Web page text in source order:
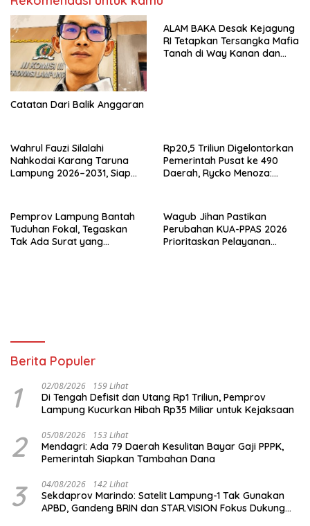
Catatan Dari Balik Anggaran
ALAM BAKA Desak Kejagung
RI Tetapkan Tersangka Mafia
Tanah di Way Kanan dan
Wahrul Fauzi Silalahi
Nahkodai Karang Taruna
Lampung 2026–2031, Siap
Rp20,5 Triliun Digelontorkan
Pemerintah Pusat ke 490
Daerah, Rycko Menoza:
Lampung
Pemprov Lampung Bantah
Tuduhan Fokal, Tegaskan
Tak Ada Surat yang
Wagub Jihan Pastikan
Perubahan KUA-PPAS 2026
Prioritaskan Pelayanan
Berita Populer
1 02/08/2026 159 Lihat
Di Tengah Defisit dan Utang Rp1 Triliun, Pemprov
Lampung Kucurkan Hibah Rp35 Miliar untuk Kejaksaan
2 05/08/2026 153 Lihat
Mendagri: Ada 79 Daerah Kesulitan Bayar Gaji PPPK,
Pemerintah Siapkan Tambahan Dana
3 04/08/2026 142 Lihat
Sekdaprov Marindo: Satelit Lampung-1 Tak Gunakan
APBD, Gandeng BRIN dan STAR.VISION Fokus Dukung